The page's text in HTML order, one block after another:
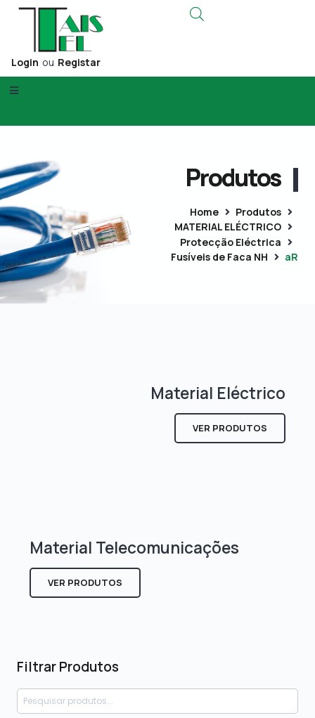
Login ou Registar
Produtos
Home
Produtos
MATERIAL ELÉCTRICO
Protecção Eléctrica
Fusíveis de Faca NH
aR
Filtrar Produtos
Material Eléctrico
VER PRODUTOS
Material Telecomunicações
VER PRODUTOS